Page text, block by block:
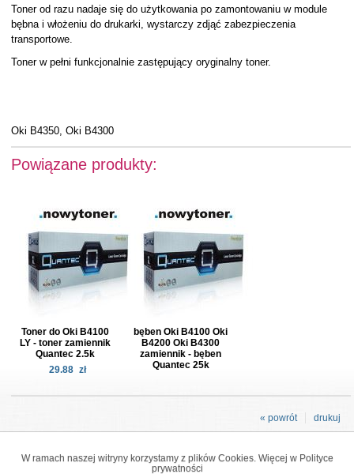
Toner od razu nadaje się do użytkowania po zamontowaniu w module
bębna i włożeniu do drukarki, wystarczy zdjąć zabezpieczenia
transportowe.
Toner w pełni funkcjonalnie zastępujący oryginalny toner.
Oki B4350, Oki B4300
Powiązane produkty:
Toner do Oki B4100
LY - toner zamiennik
Quantec 2.5k
29.88 zł
bęben Oki B4100 Oki
B4200 Oki B4300
zamiennik - bęben
Quantec 25k
drukuj
« powrót
W ramach naszej witryny korzystamy z plików Cookies. Więcej w Polityce
prywatności